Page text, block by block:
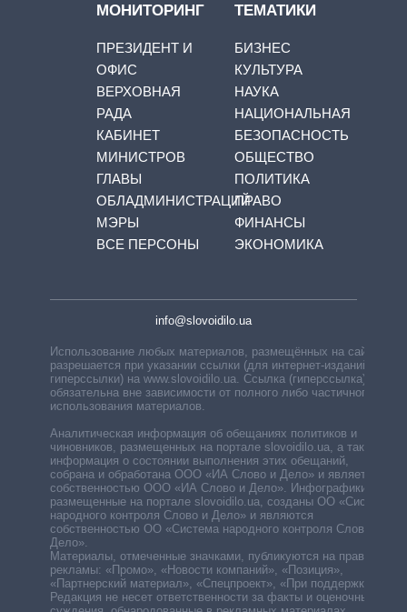
МОНИТОРИНГ
ПРЕЗИДЕНТ И
ОФИС
ВЕРХОВНАЯ
РАДА
КАБИНЕТ
МИНИСТРОВ
ГЛАВЫ
ОБЛАДМИНИСТРАЦИЙ
МЭРЫ
ВСЕ ПЕРСОНЫ
ТЕМАТИКИ
БИЗНЕС
КУЛЬТУРА
НАУКА
НАЦИОНАЛЬНАЯ
БЕЗОПАСНОСТЬ
ОБЩЕСТВО
ПОЛИТИКА
ПРАВО
ФИНАНСЫ
ЭКОНОМИКА
info@slovoidilo.ua
Использование любых материалов, размещённых на сайте,
разрешается при указании ссылки (для интернет-изданий —
гиперссылки) на www.slovoidilo.ua. Ссылка (гиперссылка)
обязательна вне зависимости от полного либо частичного
использования материалов.
Аналитическая информация об обещаниях политиков и
чиновников, размещенных на портале slovoidilo.ua, а также
информация о состоянии выполнения этих обещаний,
собрана и обработана ООО «ИА Слово и Дело» и является
собственностью ООО «ИА Слово и Дело». Инфографики,
размещенные на портале slovoidilo.ua, созданы ОО «Система
народного контроля Слово и Дело» и являются
собственностью ОО «Система народного контроля Слово и
Дело».
Материалы, отмеченные значками, публикуются на правах
рекламы: «Промо», «Новости компаний», «Позиция»,
«Партнерский материал», «Спецпроект», «При поддержке».
Редакция не несет ответственности за факты и оценочные